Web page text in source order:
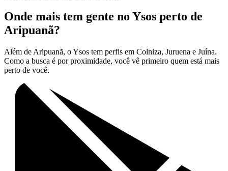
Onde mais tem gente no Ysos perto de
Aripuanã?
Além de Aripuanã, o Ysos tem perfis em Colniza, Juruena e Juína.
Como a busca é por proximidade, você vê primeiro quem está mais
perto de você.